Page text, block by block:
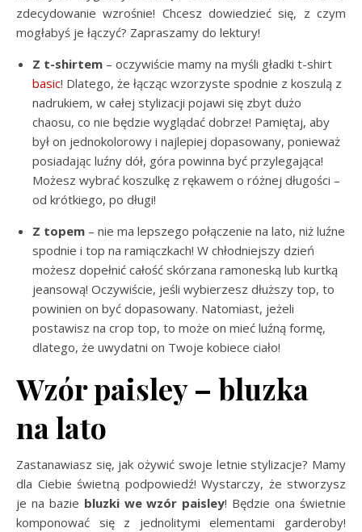
zdecydowanie wzrośnie! Chcesz dowiedzieć się, z czym
mogłabyś je łączyć? Zapraszamy do lektury!
Z t-shirtem – oczywiście mamy na myśli gładki t-shirt
basic! Dlatego, że łącząc wzorzyste spodnie z koszulą z
nadrukiem, w całej stylizacji pojawi się zbyt dużo
chaosu, co nie będzie wyglądać dobrze! Pamiętaj, aby
był on jednokolorowy i najlepiej dopasowany, ponieważ
posiadając luźny dół, góra powinna być przylegająca!
Możesz wybrać koszulkę z rękawem o różnej długości –
od krótkiego, po długi!
Z topem – nie ma lepszego połączenie na lato, niż luźne
spodnie i top na ramiączkach! W chłodniejszy dzień
możesz dopełnić całość skórzana ramoneską lub kurtką
jeansową! Oczywiście, jeśli wybierzesz dłuższy top, to
powinien on być dopasowany. Natomiast, jeżeli
postawisz na crop top, to może on mieć luźną formę,
dlatego, że uwydatni on Twoje kobiece ciało!
Wzór paisley – bluzka
na lato
Zastanawiasz się, jak ożywić swoje letnie stylizacje? Mamy
dla Ciebie świetną podpowiedź! Wystarczy, że stworzysz
je na bazie bluzki we wzór paisley! Będzie ona świetnie
komponować się z jednolitymi elementami garderoby!